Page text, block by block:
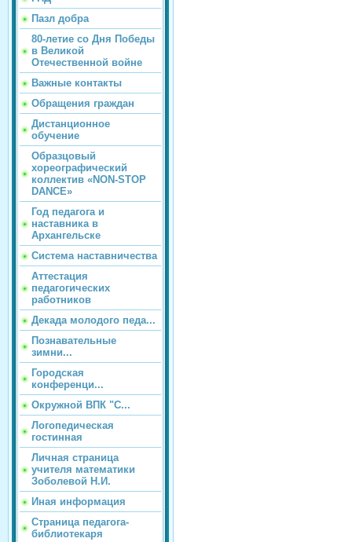
Пазл добра
80-летие со Дня Победы
в Великой
Отечественной войне
Важные контакты
Обращения граждан
Дистанционное
обучение
Образцовый
хореографический
коллектив «NON-STOP
DANCE»
Год педагога и
наставника в
Архангельске
Система наставничества
Аттестация
педагогических
работников
Декада молодого педа...
Познавательные
зимни...
Городская
конференци...
Окружной ВПК "С...
Логопедическая
гостинная
Личная страница
учителя математики
Зоболевой Н.И.
Иная информация
Страница педагога-
библиотекаря